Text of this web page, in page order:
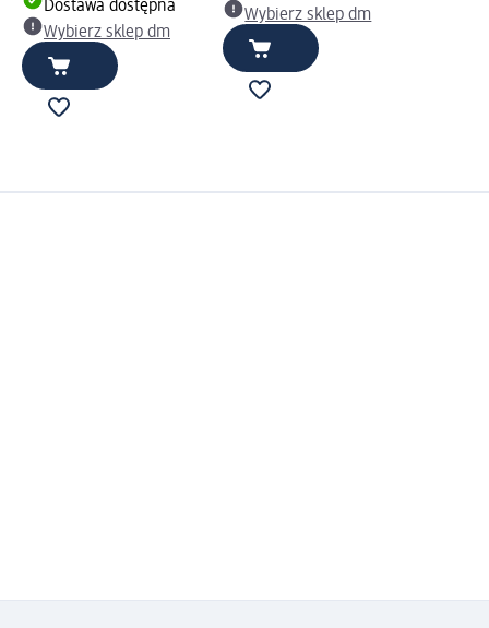
Dostawa dostępna
Wybierz sklep dm
Wybierz sklep dm